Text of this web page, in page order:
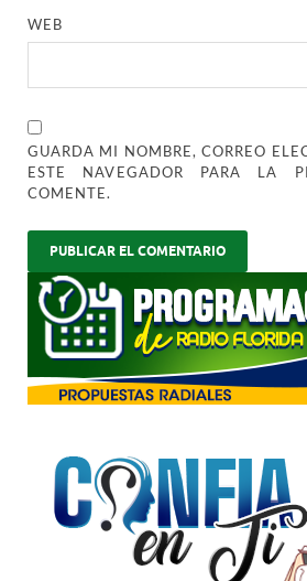
WEB
GUARDA MI NOMBRE, CORREO
ESTE NAVEGADOR PARA LA
COMENTE.